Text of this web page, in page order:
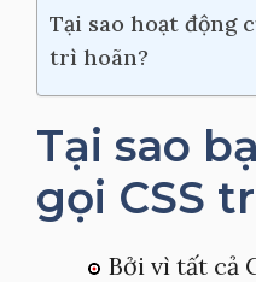
Tại sao hoạt động
trì hoãn?
Tại sao
gọi CSS
Bởi vì tất cả